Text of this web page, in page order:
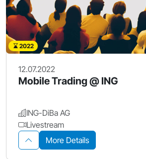
2022
12.07.2022
Mobile Trading @ ING
ING-DiBa AG
Livestream
More Details